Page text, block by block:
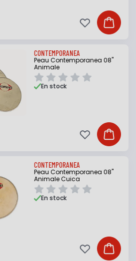
Ajouter
Ajouter à ma
CONTEMPORANEA
Peau Contemporanea 08"
Animale
En stock
Ajouter
Ajouter à ma
CONTEMPORANEA
Peau Contemporanea 08"
Animale Cuica
En stock
Ajouter
Ajouter à ma